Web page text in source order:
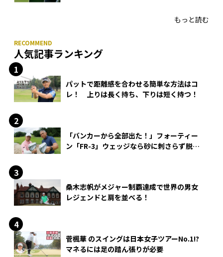
もっと読む
人気記事ランキング
パットで距離感を合わせる簡単な方法はコ
レ！ 上りは長く持ち、下りは短く持つ！
「バンカーから全部出た！」フォーティー
ン「FR-3」ウェッジなら砂に刺さらず脱出
桑木志帆がメジャー制覇達成で世界の男女
レジェンドと肩を並べる！
菅楓華 のスイングは日本女子ツアーNo.1!?
マネるには足の踏ん張りが必要